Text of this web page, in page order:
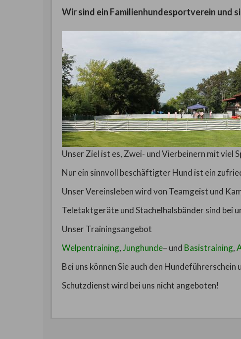
Wir sind ein Familienhundesportverein und
Unser Ziel ist es, Zwei- und Vierbeinern mit viel
Nur ein sinnvoll beschäftigter Hund ist ein
Unser Vereinsleben wird von Teamgeist und
Teletaktgeräte und Stachelhalsbänder sind bei
Unser Trainingsangebot
Welpentraining,Junghunde– und Basistraining,
Bei uns können Sie auch den Hundeführerschein
Schutzdienst wird bei uns nicht angeboten!